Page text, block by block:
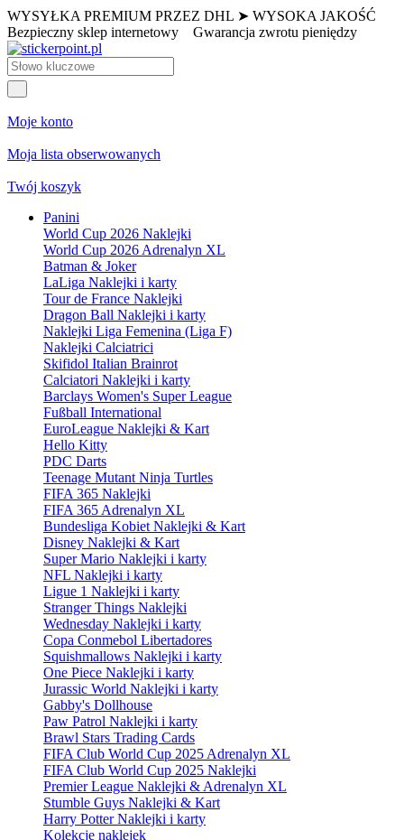
WYSYŁKA PREMIUM PRZEZ DHL ➤ WYSOKA JAKOŚĆ
Bezpieczny sklep internetowy Gwarancja zwrotu pieniędzy
Moje konto
Moja lista obserwowanych
Twój koszyk
Panini
World Cup 2026 Naklejki
World Cup 2026 Adrenalyn XL
Batman & Joker
LaLiga Naklejki i karty
Tour de France Naklejki
Dragon Ball Naklejki i karty
Naklejki Liga Femenina (Liga F)
Naklejki Calciatrici
Skifidol Italian Brainrot
Calciatori Naklejki i karty
Barclays Women's Super League
Fußball International
EuroLeague Naklejki & Kart
Hello Kitty
PDC Darts
Teenage Mutant Ninja Turtles
FIFA 365 Naklejki
FIFA 365 Adrenalyn XL
Bundesliga Kobiet Naklejki & Kart
Disney Naklejki & Kart
Super Mario Naklejki i karty
NFL Naklejki i karty
Ligue 1 Naklejki i karty
Stranger Things Naklejki
Wednesday Naklejki i karty
Copa Conmebol Libertadores
Squishmallows Naklejki i karty
One Piece Naklejki i karty
Jurassic World Naklejki i karty
Gabby's Dollhouse
Paw Patrol Naklejki i karty
Brawl Stars Trading Cards
FIFA Club World Cup 2025 Adrenalyn XL
FIFA Club World Cup 2025 Naklejki
Premier League Naklejki & Adrenalyn XL
Stumble Guys Naklejki & Kart
Harry Potter Naklejki i karty
Kolekcje naklejek